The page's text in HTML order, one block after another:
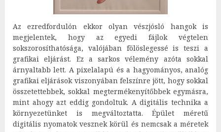
Az ezredfordulón ekkor olyan vészjósló hangok is
megjelentek, hogy az egyedi fájlok végtelen
sokszorosíthatósága, valójában fölöslegessé is teszi a
grafikai eljárást. Ez a sarkos vélemény azóta sokkal
árnyaltabb lett. A pixelalapú és a hagyományos, analóg
grafikai eljárások viszonyában felszínre jött, hogy sokkal
összetettebbek, sokkal megtermékenyítőbbek egymásra,
mint ahogy azt eddig gondoltuk. A digitális technika a
környezetünket is megváltoztatta. Épület méretű
digitális nyomatok vesznek körül és nemcsak a méretek